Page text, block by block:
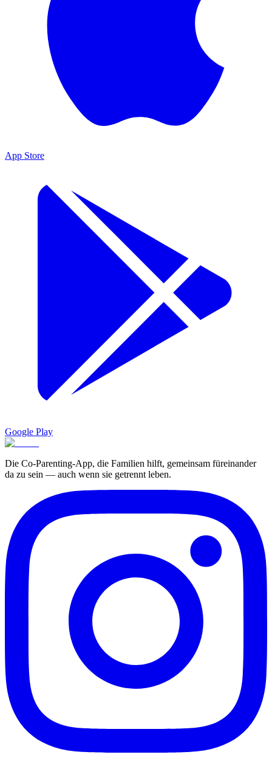
App Store
Google Play
Die Co-Parenting-App, die Familien hilft, gemeinsam füreinander
da zu sein — auch wenn sie getrennt leben.